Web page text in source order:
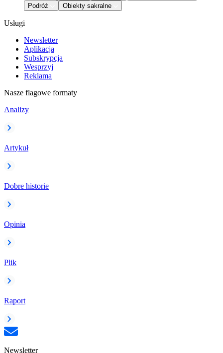
Podróż
Obiekty sakralne
Usługi
Newsletter
Aplikacja
Subskrypcja
Wesprzyj
Reklama
Nasze flagowe formaty
Analizy
Artykuł
Dobre historie
Opinia
Plik
Raport
Newsletter